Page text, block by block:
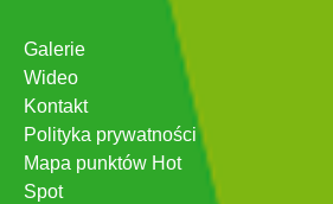
Galerie
Wideo
Kontakt
Polityka prywatności
Mapa punktów Hot
Spot